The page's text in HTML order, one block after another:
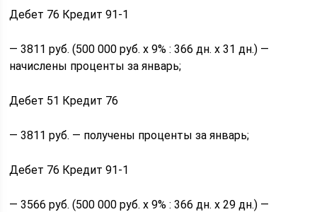
Дебет 76 Кредит 91-1
— 3811 руб. (500 000 руб. х 9% : 366 дн. х 31 дн.) —
начислены проценты за январь;
Дебет 51 Кредит 76
— 3811 руб. — получены проценты за январь;
Дебет 76 Кредит 91-1
— 3566 руб. (500 000 руб. х 9% : 366 дн. х 29 дн.) —